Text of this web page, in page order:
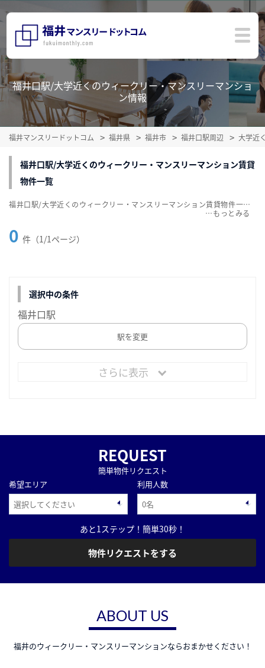
福井口駅/大学近くのウィークリー・マンスリーマンショ
ン情報
福井マンスリードットコム 福井県 福井市 福井口駅周辺 大学近
福井口駅/大学近くのウィークリー・マンスリーマンション賃貸
物件一覧
0 件（1/1ページ）
福井口駅/大学近くのウィークリー・マンスリーマンション賃貸物件一覧を掲載中。敷金・礼金無料、家具・家電付をご紹介。こだわり条件での絞込みも簡単！
…
選択中の条件
福井口駅
駅を変更
さらに表示
REQUEST
簡単物件リクエスト
希望エリア
利用人数
あと1ステップ！簡単30秒！
物件リクエストをする
ABOUT US
福井のウィークリー・マンスリーマンションならおまかせください！